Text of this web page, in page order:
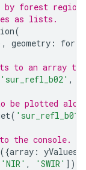
by forest
as lists.
(
geometry :
to an array
'sur_refl_b02' ,
be plotted
( 'sur_refl_b01'
the console.
({array : yValues
'NIR' , 'SWIR' ])